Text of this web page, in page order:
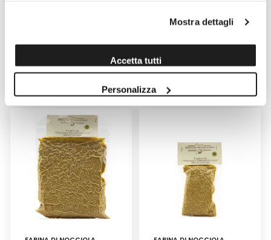
Mostra dettagli
Accetta tutti
Personalizza